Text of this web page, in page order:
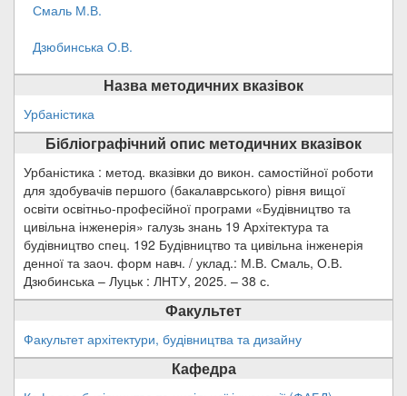
Смаль М.В.
Дзюбинська О.В.
Назва методичних вказівок
Урбаністика
Бібліографічний опис методичних вказівок
Урбаністика : метод. вказівки до викон. самостійної роботи
для здобувачів першого (бакалаврського) рівня вищої
освіти освітньо-професійної програми «Будівництво та
цивільна інженерія» галузь знань 19 Архітектура та
будівництво спец. 192 Будівництво та цивільна інженерія
денної та заоч. форм навч. / уклад.: М.В. Смаль, О.В.
Дзюбинська – Луцьк : ЛНТУ, 2025. – 38 с.
Факультет
Факультет архітектури, будівництва та дизайну
Кафедра